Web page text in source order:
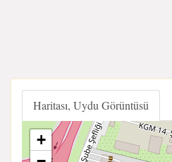
Haritası, Uydu Görüntüsü
+